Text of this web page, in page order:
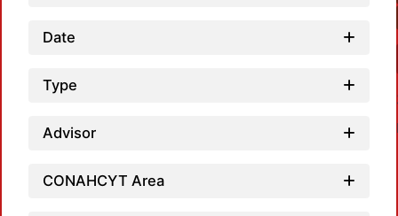
Date
Type
Advisor
CONAHCYT Area